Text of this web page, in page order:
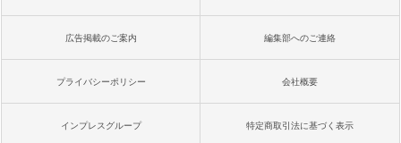
広告掲載のご案内 編集部へのご連絡
プライバシーポリシー 会社概要
インプレスグループ 特定商取引法に基づく表示